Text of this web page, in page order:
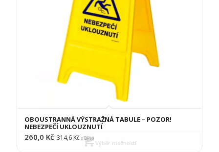
OBOUSTRANNÁ VÝSTRAŽNÁ TABULE – POZOR!
NEBEZPEČÍ UKLOUZNUTÍ
260,0 Kč (314,6Kčs DPH)
Výběr možností